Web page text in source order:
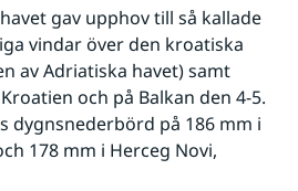
gav upphov till så kallade
vindar över den kroatiska
av Adriatiska havet) samt
och på Balkan den 4-5.
dygnsnederbörd på 186 mm i
178 mm i Herceg Novi,